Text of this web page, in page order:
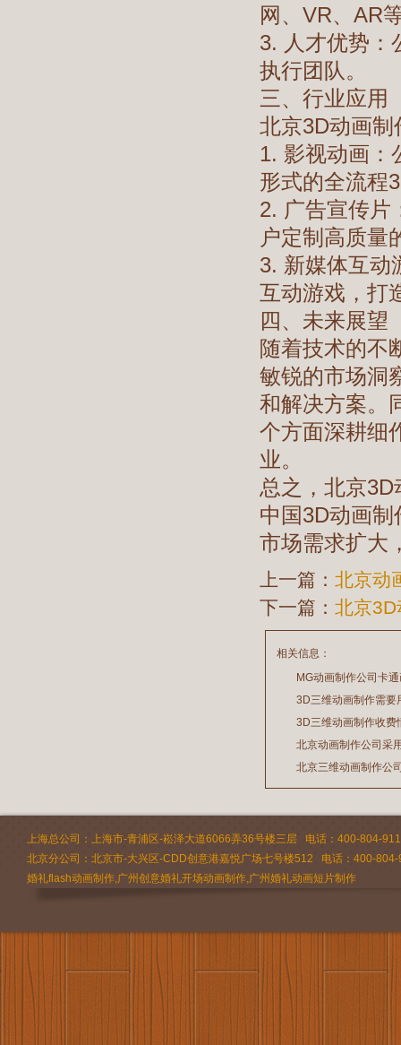
网、VR、AR
3. 人才优势：
执行团队。
三、行业应用
北京3D动画
1. 影视动画：
形式的全流程
2. 广告宣传片
户定制高质量
3. 新媒体互动
互动游戏，打
四、未来展望
随着技术的不
敏锐的市场洞
和解决方案。
个方面深耕细
业。
总之，北京
中国3D动画
市场需求扩大
上一篇： 北京动
下一篇： 北京
相关信息：
MG动画制作公司卡
2026/07/21
3D三维动画制作需要
2026/03/19
3D三维动画制作收费
2026/02/28
北京动画制作公司采
2026/02/24
北京三维动画制作公
2026/02/09
上海总公司：上海市-青浦区-崧泽大道6066弄36号楼三层 电话：400-804-
北京分公司：北京市-大兴区-CDD创意港嘉悦广场七号楼512 电话：400-
婚礼flash动画制作,广州创意婚礼开场动画制作,广州婚礼动画短片制作